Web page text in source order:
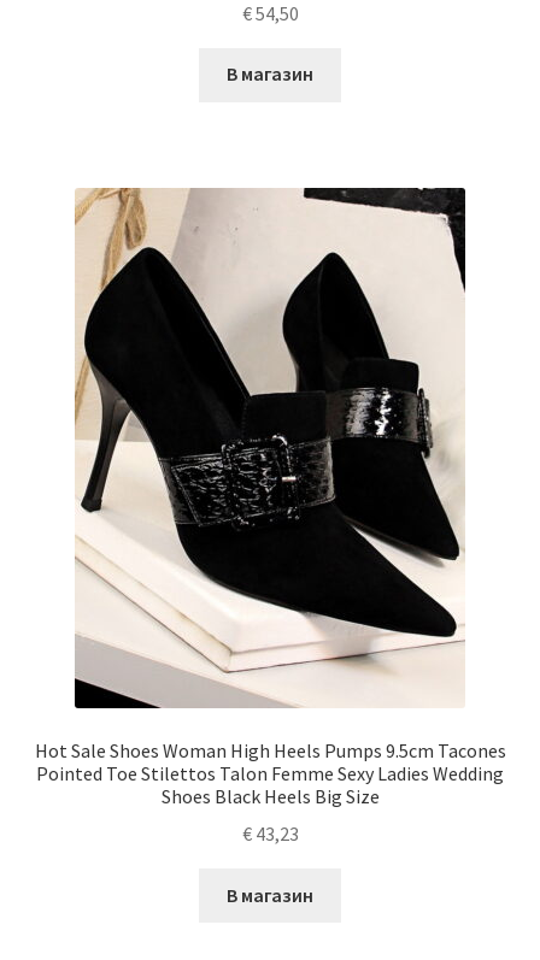
€54,50
В магазин
Hot Sale Shoes Woman High Heels Pumps 9.5cm Tacones
Pointed Toe Stilettos Talon Femme Sexy Ladies Wedding
Shoes Black Heels Big Size
€43,23
В магазин